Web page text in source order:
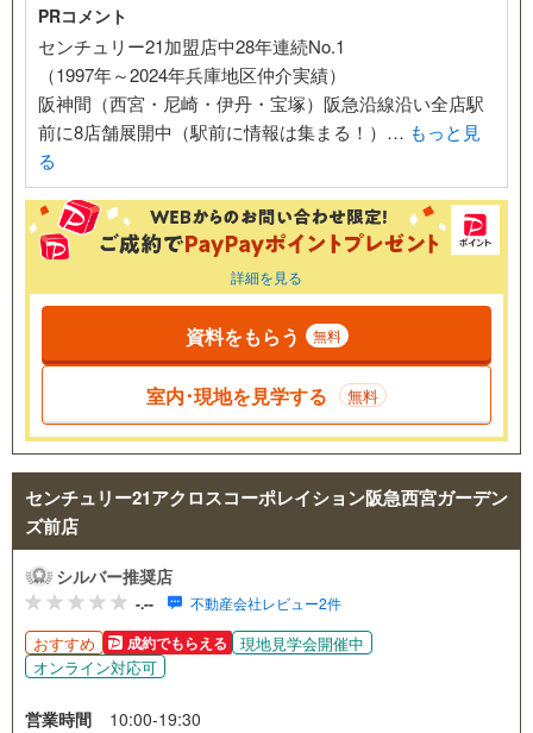
PRコメント
センチュリー21加盟店中28年連続No.1
（1997年～2024年兵庫地区仲介実績）
阪神間（西宮・尼崎・伊丹・宝塚）阪急沿線沿い全店駅
前に8店舗展開中（駅前に情報は集まる！）… もっと見
る
詳細を見る
資料をもらう 無料
室内･現地を見学する 無料
センチュリー21アクロスコーポレイション阪急西宮ガーデン
ズ前店
シルバー推奨店
-.-- 不動産会社レビュー2件
おすすめ 成約でもらえる
現地見学会開催中
オンライン対応可
営業時間
10:00-19:30